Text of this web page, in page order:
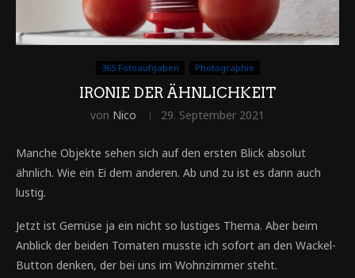
365 Fotoaufgaben Photographie
IRONIE DER ÄHNLICHKEIT
von Nico 29. September 2021
Manche Objekte sehen sich auf den ersten Blick absolut
ähnlich. Wie ein Ei dem anderen. Ab und zu ist es dann auch
lustig.
Jetzt ist Gemüse ja ein nicht so lustiges Thema. Aber beim
Anblick der beiden Tomaten musste ich sofort an den Wackel-
Button denken, der bei uns im Wohnzimmer steht.